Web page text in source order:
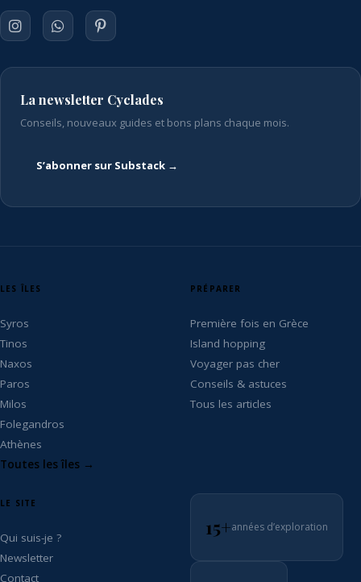
La newsletter Cyclades
Conseils, nouveaux guides et bons plans chaque mois.
S’abonner sur Substack →
LES ÎLES
Syros
Tinos
Naxos
Paros
Milos
Folegandros
Athènes
Toutes les îles →
PRÉPARER
Première fois en Grèce
Island hopping
Voyager pas cher
Conseils & astuces
Tous les articles
LE SITE
Qui suis-je ?
Newsletter
Contact
15+années d’exploration